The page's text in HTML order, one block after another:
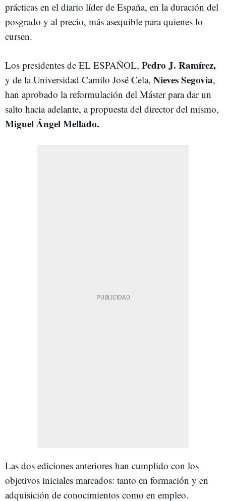
prácticas en el diario líder de España, en la duración del
posgrado y al precio, más asequible para quienes lo
cursen.
Los presidentes de EL ESPAÑOL, Pedro J. Ramírez,
y de la Universidad Camilo José Cela, Nieves Segovia,
han aprobado la reformulación del Máster para dar un
salto hacia adelante, a propuesta del director del mismo,
Miguel Ángel Mellado.
Las dos ediciones anteriores han cumplido con los
objetivos iniciales marcados: tanto en formación y en
adquisición de conocimientos como en empleo.